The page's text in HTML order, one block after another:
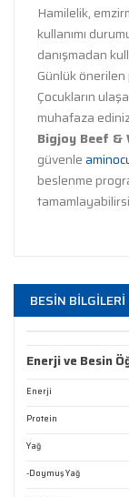
Hamilelik,
kullanımı
danışmadan
Günlük önerilen
Çocukların
muhafaza
Bigjoy Beef &
güvenle
beslenme
diğer
formunu
Görüş ve
Ürün
BESİN BİLGİLERİ
Enerji ve Besin
Enerji
Protein
Yağ
-Doymuş Yağ